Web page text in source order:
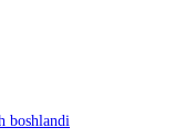
boshlandi